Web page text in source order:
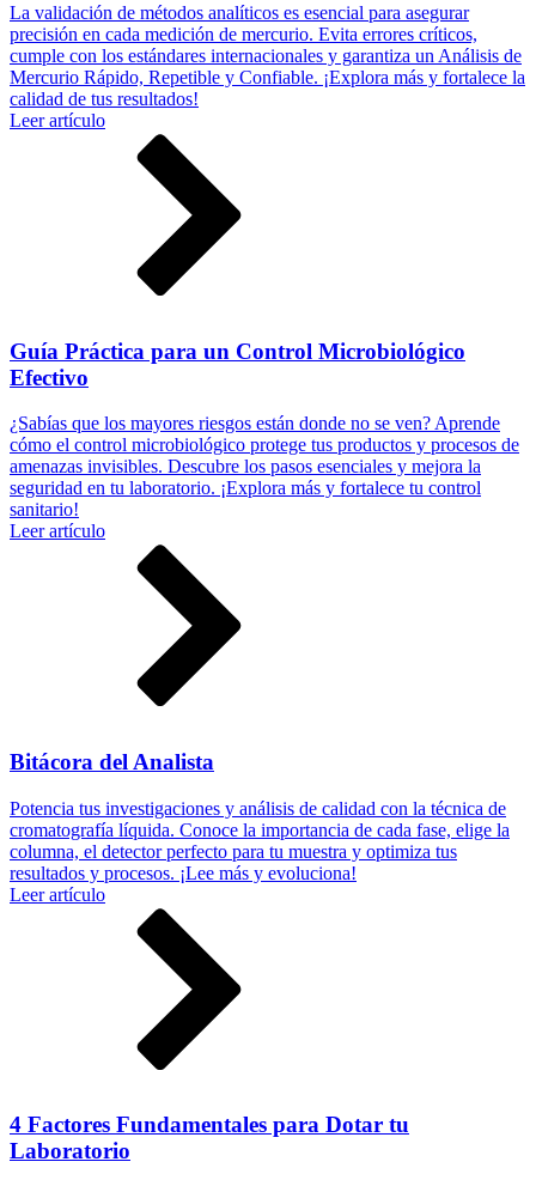
La validación de métodos analíticos es esencial para asegurar
precisión en cada medición de mercurio. Evita errores críticos,
cumple con los estándares internacionales y garantiza un Análisis de
Mercurio Rápido, Repetible y Confiable. ¡Explora más y fortalece la
calidad de tus resultados!
Leer artículo
Guía Práctica para un Control Microbiológico
Efectivo
¿Sabías que los mayores riesgos están donde no se ven? Aprende
cómo el control microbiológico protege tus productos y procesos de
amenazas invisibles. Descubre los pasos esenciales y mejora la
seguridad en tu laboratorio. ¡Explora más y fortalece tu control
sanitario!
Leer artículo
Bitácora del Analista
Potencia tus investigaciones y análisis de calidad con la técnica de
cromatografía líquida. Conoce la importancia de cada fase, elige la
columna, el detector perfecto para tu muestra y optimiza tus
resultados y procesos. ¡Lee más y evoluciona!
Leer artículo
4 Factores Fundamentales para Dotar tu
Laboratorio